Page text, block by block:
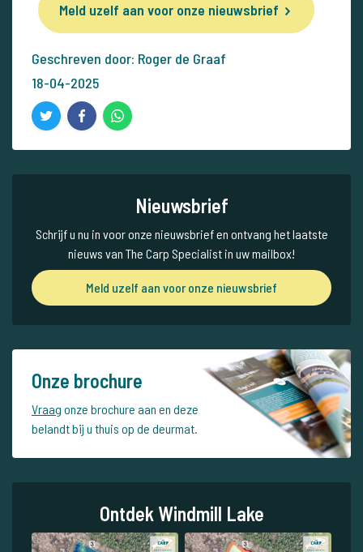
Meld uzelf aan voor onze nieuwsbrief
Geschreven door: Roger de Graaf
18-04-2025
Nieuwsbrief
Schrijf u nu in voor onze nieuwsbrief en ontvang het laatste
nieuws van The Carp Specialist in uw mailbox!
Meld uzelf aan voor onze nieuwsbrief
Onze brochure
Vraag onze brochure aan en deze
belandt bij u thuis op de deurmat.
Ontdek Windmill Lake